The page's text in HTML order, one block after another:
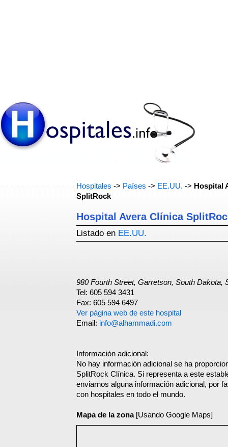
Hospitales -> Países -> EE.UU. -> Hospital
SplitRock
Hospital Avera Clínica
Listado en EE.UU.
980 Fourth Street, Garretson, South Dakota,
Tel: 605 594 3431
Fax: 605 594 6497
Ver página web de este hospital
Email: info@alhammadi.com
Información adicional:
No hay información adicional se ha
SplitRock Clínica. Si representa a este
enviarnos alguna información adicional, por
con hospitales en todo el mundo.
Mapa de la zona[Usando Google Maps]